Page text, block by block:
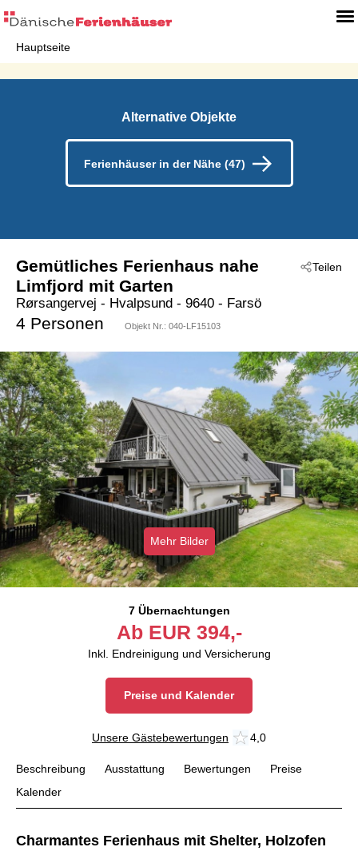
Hauptseite
Alternative Objekte
Ferienhäuser in der Nähe (47)
Teilen
Gemütliches Ferienhaus nahe
Limfjord mit Garten
Rørsangervej - Hvalpsund - 9640 - Farsö
4 Personen Objekt Nr.: 040-LF15103
Mehr Bilder
7 Übernachtungen
Ab EUR 394,-
Inkl. Endreinigung und Versicherung
Preise und Kalender
Unsere Gästebewertungen 4,0
Beschreibung Ausstattung Bewertungen
Preise
Kalender
Charmantes Ferienhaus mit Shelter, Holzofen